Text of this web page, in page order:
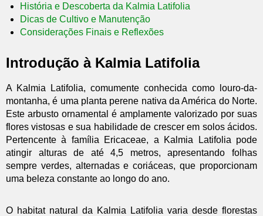
História e Descoberta da Kalmia Latifolia
Dicas de Cultivo e Manutenção
Considerações Finais e Reflexões
Introdução à Kalmia Latifolia
A Kalmia Latifolia, comumente conhecida como louro-da-
montanha, é uma planta perene nativa da América do Norte.
Este arbusto ornamental é amplamente valorizado por suas
flores vistosas e sua habilidade de crescer em solos ácidos.
Pertencente à família Ericaceae, a Kalmia Latifolia pode
atingir alturas de até 4,5 metros, apresentando folhas
sempre verdes, alternadas e coriáceas, que proporcionam
uma beleza constante ao longo do ano.
O habitat natural da Kalmia Latifolia varia desde florestas